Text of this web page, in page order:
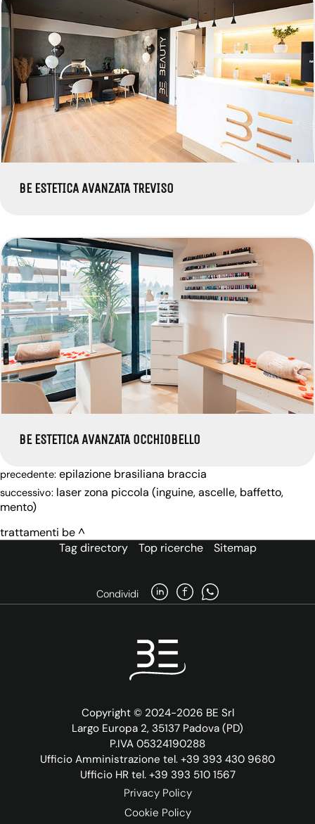
BE ESTETICA AVANZATA TREVISO
BE ESTETICA AVANZATA OCCHIOBELLO
precedente: epilazione brasiliana braccia
successivo: laser zona piccola (inguine, ascelle, baffetto,
mento)
trattamenti be
Tag directory
Top ricerche Sitemap
Condividi
Copyright © 2024-2026 BE Srl
Largo Europa 2, 35137 Padova (PD)
P.IVA 05324190288
Ufficio Amministrazione tel. +39 393 430 9680
Ufficio HR tel. +39 393 510 1567
Privacy Policy
Cookie Policy